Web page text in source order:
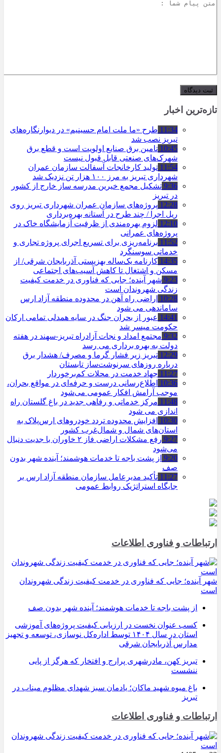
تازه‌ترین اخبار
11:34 طرح «ما ملت امام حسینیم» در دیوارنگاره‌های
تبریز نصب شد
10:45 تامین برق صنایع اولویت است و قطع برق
شهرک‌های صنعتی قابل قبول نیست
11:54 تولید کارخانجات آسفالت سازمان عمران
شهرداری تبریز به مرز ۱۰۰ هزار تن نزدیک شد
9:36 تشکیل مجمع خیرین مدرسه ‌ساز خارج از کشور
در تبریز
12:28 پروژه‌های سازمان عمران شهرداری تبریز روی
ریل اجرا / چند طرح در آستانه بهره‌برداری
12:10 لزوم بهره‌مندی از ظرفیت آزمایشگاه خاک در
پروژه‌های عمرانی
11:52 برنامه‌ریزی برای تسریع اجرای پروژه تجاری و
خدماتی سوسنگرد
14:35 کارنامه یک‌ساله بهزیستی آذربایجان شرقی/ از
مسکن و اشتغال تا کاهش آسیب‌های اجتماعی
9:23 شهر آینده؛ جایی که فناوری در خدمت کیفیت
زندگی شهروندان است
10:28 اراضی راه آهن در محدوده منطقه آزاد ارس
ساماندهی می شود
14:41 عبور از بحران جنگ در سایه همدلی تمامی ارکان
حکومت میسر شد
9:32 مجتمع امداد و نجات آزادراه تبریز-سهند در هفته
دولت به بهره ‌برداری می‌ رسد
12:29 تبریز زیر فشار گرما و مصرف/ هشدار برق
درباره روزهای سرنوشت‌ساز تابستان
11:27 جهاد خدمت در محلات کم‌برخوردار
10:36 اطلاع‌رسانی درست و حرفه‌ای در مواقع بحران،
موجب آرامش افکار عمومی می‌شود
11:48 مرکز خدماتی و رفاهی جدید در باغ گلستان راه
اندازی می شود
10:30 افزایش محدوده تردد خودروهای ارس‌پلاک به
استان‌های شمال و شمال‌غرب کشور
9:27
رفع مشکلات اراضی فاز ۲ خاوران با جدیت دنبال
می‌شود
9:20 از پشت باجه تا خدمات هوشمند؛ آینده شهر بدون
صف
11:27 تأکید مدیرعامل سازمان منطقه آزاد ارس بر
جایگاه استراتژیک روابط عمومی
ارتباطات و فناوری اطلاعات
شهر آینده؛ جایی که فناوری در خدمت کیفیت زندگی شهروندان
است
از پشت باجه تا خدمات هوشمند؛ آینده شهر بدون صف
کسب عنوان نخست در ارزیابی کیفیت پروژه‌های آموزشی
استان در سال ۱۴۰۴ توسط اداره‌کل نوسازی، توسعه و تجهیز
مدارس آذربایجان شرقی
تبریز کهن، مادرشهری پرارج و افتخار که هرگز از پایی
ننشست
باغ میوه شهید ماکان؛ یادمان سبز شهدای مظلوم میناب در
تبریز
ارتباطات و فناوری اطلاعات